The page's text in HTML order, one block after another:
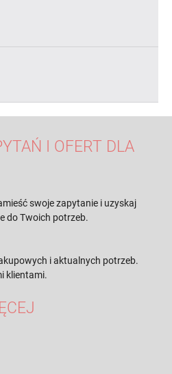
I OFERT DLA
swoje zapytanie i uzyskaj
do Twoich potrzeb.
i aktualnych potrzeb.
klientami.